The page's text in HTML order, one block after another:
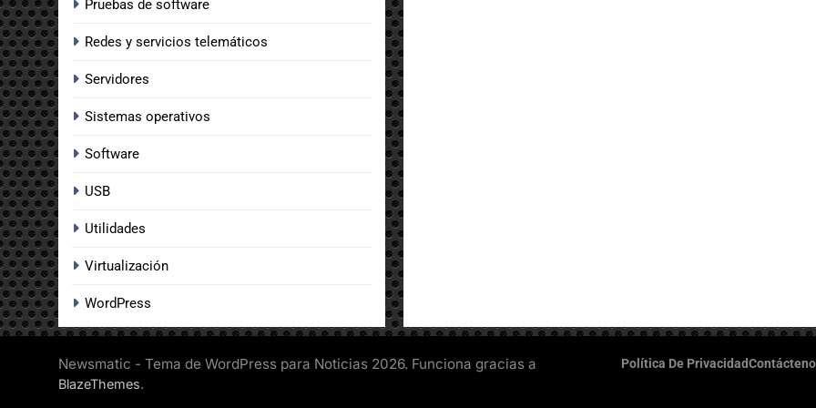
Pruebas de software
Redes y servicios telemáticos
Servidores
Sistemas operativos
Software
USB
Utilidades
Virtualización
WordPress
Newsmatic - Tema de WordPress para Noticias 2026. Funciona gracias a
BlazeThemes.
Política De Privacidad